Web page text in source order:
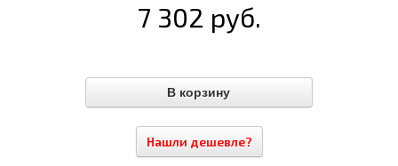
7 302 руб.
Нашли дешевле?